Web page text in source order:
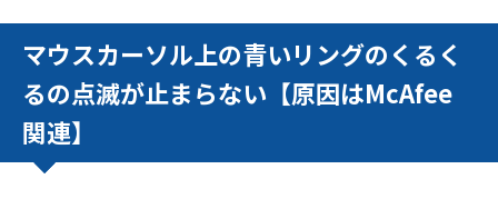
マウスカーソル上の青いリングのくるく
るの点滅が止まらない【原因はMcAfee
関連】